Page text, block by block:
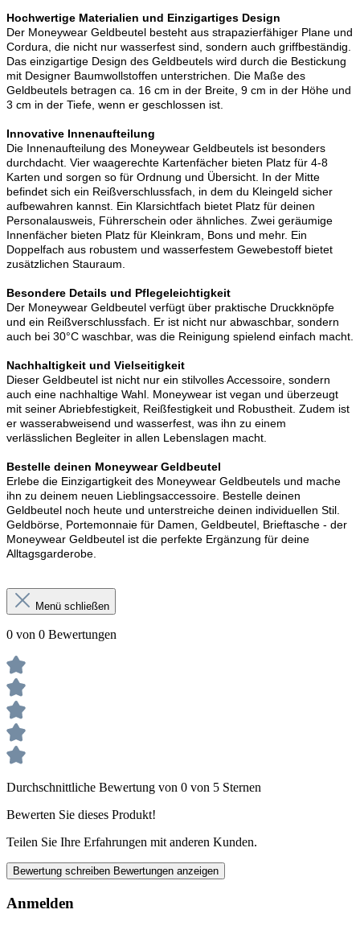
Hochwertige Materialien und Einzigartiges Design
Der Moneywear Geldbeutel besteht aus strapazierfähiger Plane und
Cordura, die nicht nur wasserfest sind, sondern auch griffbeständig.
Das einzigartige Design des Geldbeutels wird durch die Bestickung
mit Designer Baumwollstoffen unterstrichen. Die Maße des
Geldbeutels betragen ca. 16 cm in der Breite, 9 cm in der Höhe und
3 cm in der Tiefe, wenn er geschlossen ist.
Innovative Innenaufteilung
Die Innenaufteilung des Moneywear Geldbeutels ist besonders
durchdacht. Vier waagerechte Kartenfächer bieten Platz für 4-8
Karten und sorgen so für Ordnung und Übersicht. In der Mitte
befindet sich ein Reißverschlussfach, in dem du Kleingeld sicher
aufbewahren kannst. Ein Klarsichtfach bietet Platz für deinen
Personalausweis, Führerschein oder ähnliches. Zwei geräumige
Innenfächer bieten Platz für Kleinkram, Bons und mehr. Ein
Doppelfach aus robustem und wasserfestem Gewebestoff bietet
zusätzlichen Stauraum.
Besondere Details und Pflegeleichtigkeit
Der Moneywear Geldbeutel verfügt über praktische Druckknöpfe
und ein Reißverschlussfach. Er ist nicht nur abwaschbar, sondern
auch bei 30°C waschbar, was die Reinigung spielend einfach macht.
Nachhaltigkeit und Vielseitigkeit
Dieser Geldbeutel ist nicht nur ein stilvolles Accessoire, sondern
auch eine nachhaltige Wahl. Moneywear ist vegan und überzeugt
mit seiner Abriebfestigkeit, Reißfestigkeit und Robustheit. Zudem ist
er wasserabweisend und wasserfest, was ihn zu einem
verlässlichen Begleiter in allen Lebenslagen macht.
Bestelle deinen Moneywear Geldbeutel
Erlebe die Einzigartigkeit des Moneywear Geldbeutels und mache
ihn zu deinem neuen Lieblingsaccessoire. Bestelle deinen
Geldbeutel noch heute und unterstreiche deinen individuellen Stil.
Geldbörse, Portemonnaie für Damen, Geldbeutel, Brieftasche - der
Moneywear Geldbeutel ist die perfekte Ergänzung für deine
Alltagsgarderobe.
Menü schließen
0 von 0 Bewertungen
Durchschnittliche Bewertung von 0 von 5 Sternen
Bewerten Sie dieses Produkt!
Teilen Sie Ihre Erfahrungen mit anderen Kunden.
Bewertung schreiben Bewertungen anzeigen
Anmelden